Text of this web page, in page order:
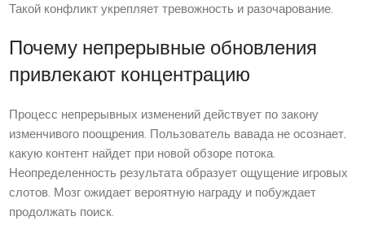
Такой конфликт укрепляет тревожность и разочарование.
Почему непрерывные обновления
привлекают концентрацию
Процесс непрерывных изменений действует по закону
изменчивого поощрения. Пользователь вавада не осознает,
какую контент найдет при новой обзоре потока.
Неопределенность результата образует ощущение игровых
слотов. Мозг ожидает вероятную награду и побуждает
продолжать поиск.